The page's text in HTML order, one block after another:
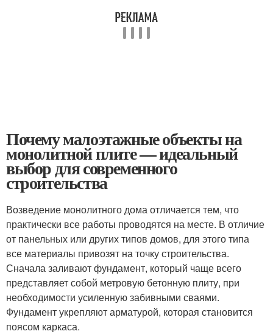
Почему малоэтажные объекты на
монолитной плите — идеальный
выбор для современного
строительства
Возведение монолитного дома отличается тем, что
практически все работы проводятся на месте. В отличие
от панельных или других типов домов, для этого типа
все материалы привозят на точку строительства.
Сначала заливают фундамент, который чаще всего
представляет собой метровую бетонную плиту, при
необходимости усиленную забивными сваями.
Фундамент укрепляют арматурой, которая становится
поясом каркаса.